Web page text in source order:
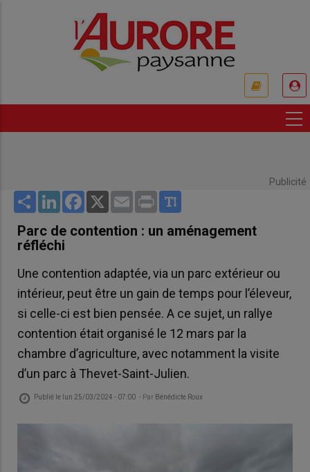
Publicité
Share LinkedInFacebook
X Email Print
Parc de contention : un aménagement
réfléchi
Une contention adaptée, via un parc extérieur ou
intérieur, peut être un gain de temps pour l’éleveur,
si celle-ci est bien pensée. A ce sujet, un rallye
contention était organisé le 12 mars par la
chambre d’agriculture, avec notamment la visite
d’un parc à Thevet-Saint-Julien.
Publié le lun 25/03/2024 - 07:00 - Par Bénédicte Roux